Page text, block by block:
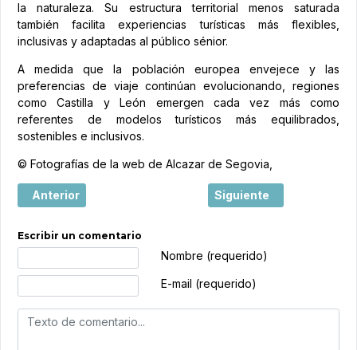
la naturaleza. Su estructura territorial menos saturada
también facilita experiencias turísticas más flexibles,
inclusivas y adaptadas al público sénior.
A medida que la población europea envejece y las
preferencias de viaje continúan evolucionando, regiones
como Castilla y León emergen cada vez más como
referentes de modelos turísticos más equilibrados,
sostenibles e inclusivos.
© Fotografías de la web de Alcazar de Segovia,
Artículo anterior: Entre Olivos y Bodegas: nace un
Anterior Artículo siguiente:
Siguiente
Escribir un comentario
Nombre (requerido)
E-mail (requerido)